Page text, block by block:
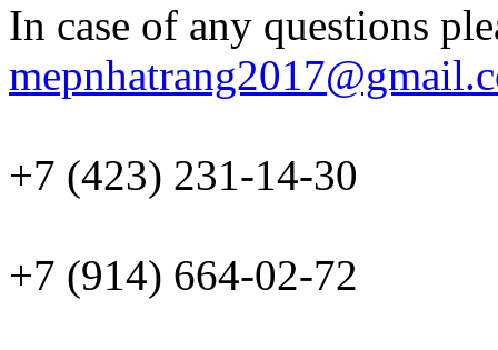
In case of any questions
+7 (423) 231-14-30
+7 (914) 664-02-72